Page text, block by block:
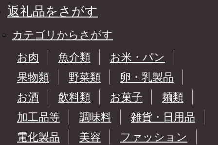
返礼品をさがす
カテゴリからさがす
お肉
魚介類
お米・パン
果物類
野菜類
卵・乳製品
お酒
飲料類 お菓子
麺類
加工品等
調味料
雑貨・日用品
電化製品
美容
ファッション